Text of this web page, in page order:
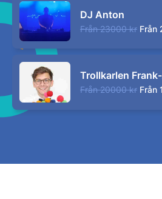
DJ Anton
Från 23000 kr Från
Trollkarlen
Från 20000 kr Från